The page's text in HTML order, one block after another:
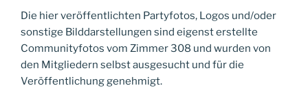
Die hier veröffentlichten Partyfotos, Logos und/oder
sonstige Bilddarstellungen sind eigenst erstellte
Communityfotos vom Zimmer 308 und wurden von
den Mitgliedern selbst ausgesucht und für die
Veröffentlichung genehmigt.